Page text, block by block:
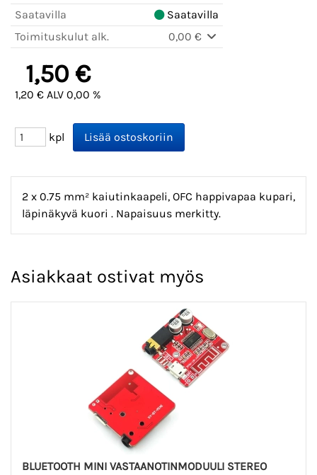
Saatavilla
Saatavilla
Toimituskulut alk.
0,00 €
1,50 €
1,20 € ALV 0,00 %
kpl
2 x 0.75 mm² kaiutinkaapeli, OFC happivapaa kupari,
läpinäkyvä kuori . Napaisuus merkitty.
Asiakkaat ostivat myös
BLUETOOTH MINI VASTAANOTINMODUULI STEREO